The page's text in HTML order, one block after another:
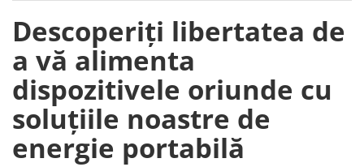
Descoperiți libertatea de
a vă alimenta
dispozitivele oriunde cu
soluțiile noastre de
energie portabilă